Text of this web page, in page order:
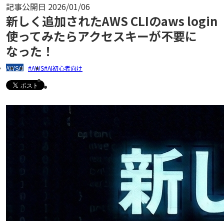
記事公開日 2026/01/06
新しく追加されたAWS CLIのaws login
使ってみたらアクセスキーが不要に
なった！
AWSAI AWS AI初心者向け